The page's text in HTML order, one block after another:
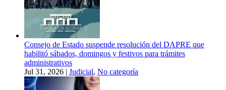
Consejo de Estado suspende resolución del DAPRE que
habilitó sábados, domingos y festivos para trámites
administrativos
Jul 31, 2026 | Judicial, No categoría